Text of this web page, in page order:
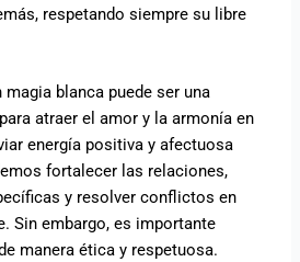
respetando siempre su libre
blanca puede ser una
atraer el amor y la armonía en
energía positiva y afectuosa
fortalecer las relaciones,
y resolver conflictos en
Sin embargo, es importante
manera ética y respetuosa.